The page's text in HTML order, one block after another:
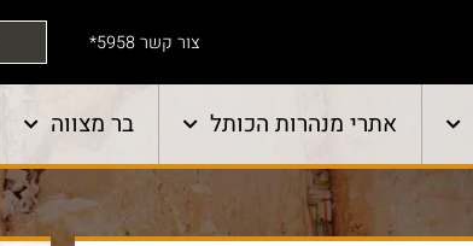
צור קשר 5958*
אתרי מנהרות הכותל בר מצווה